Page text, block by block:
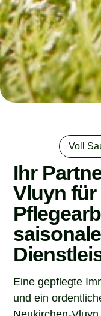
Voll
Ihr
Vluyn
saisonale
Eine gepflegte
und ein
Neukirchen-